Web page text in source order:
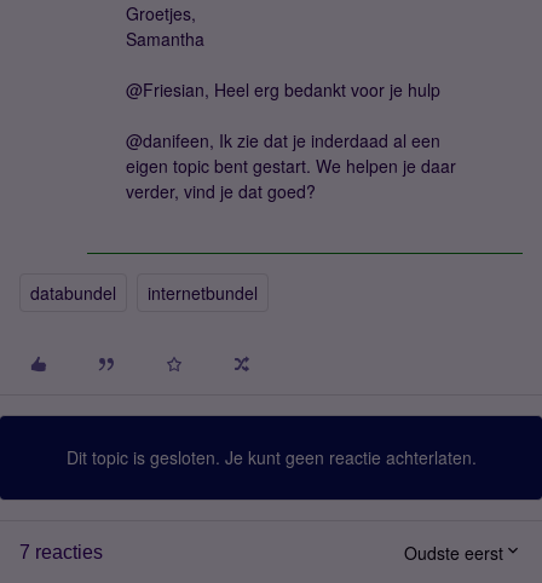
Groetjes,
Samantha
@Friesian, Heel erg bedankt voor je hulp
@danifeen, Ik zie dat je inderdaad al een
eigen topic bent gestart. We helpen je daar
verder, vind je dat goed?
databundel internetbundel
Dit topic is gesloten. Je kunt geen reactie achterlaten.
7 reacties Oudste eerst